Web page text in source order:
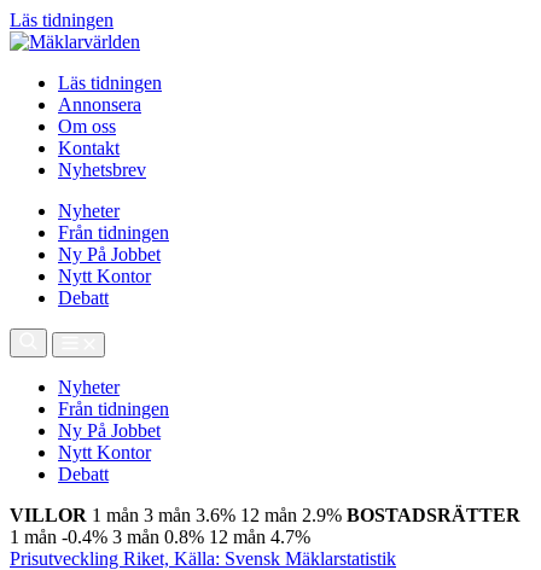
Läs tidningen
Läs tidningen
Annonsera
Om oss
Kontakt
Nyhetsbrev
Nyheter
Från tidningen
Ny På Jobbet
Nytt Kontor
Debatt
Nyheter
Från tidningen
Ny På Jobbet
Nytt Kontor
Debatt
VILLOR 1 mån 3 mån 3.6% 12 mån 2.9% BOSTADSRÄTTER
1 mån -0.4% 3 mån 0.8% 12 mån 4.7%
Prisutveckling Riket, Källa: Svensk Mäklarstatistik